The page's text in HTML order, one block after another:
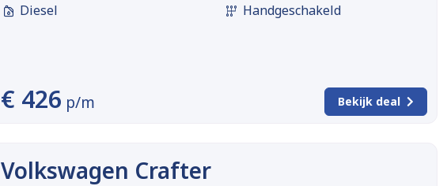
Diesel
Handgeschakeld
€ 426 p/m Bekijk deal
Volkswagen Crafter